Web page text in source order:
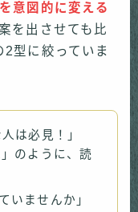
意図的に変える
を出させても比
型に絞っていま
は必見！」
のように、読
ませんか」